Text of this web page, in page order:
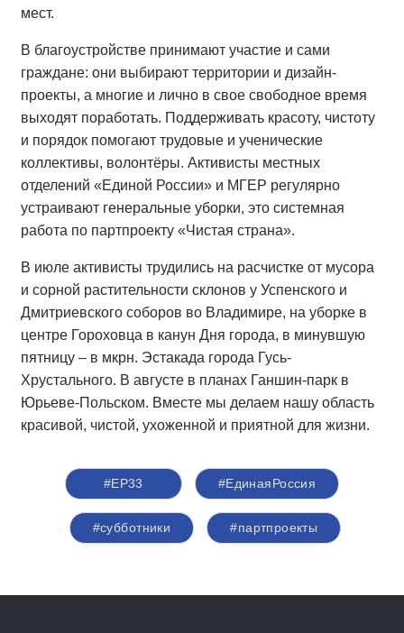
мест.
В благоустройстве принимают участие и сами
граждане: они выбирают территории и дизайн-
проекты, а многие и лично в свое свободное время
выходят поработать. Поддерживать красоту, чистоту
и порядок помогают трудовые и ученические
коллективы, волонтёры. Активисты местных
отделений «Единой России» и МГЕР регулярно
устраивают генеральные уборки, это системная
работа по партпроекту «Чистая страна».
В июле активисты трудились на расчистке от мусора
и сорной растительности склонов у Успенского и
Дмитриевского соборов во Владимире, на уборке в
центре Гороховца в канун Дня города, в минувшую
пятницу – в мкрн. Эстакада города Гусь-
Хрустального. В августе в планах Ганшин-парк в
Юрьеве-Польском. Вместе мы делаем нашу область
красивой, чистой, ухоженной и приятной для жизни.
#ЕР33 #‎ЕдинаяРоссия
#субботники #партпроекты